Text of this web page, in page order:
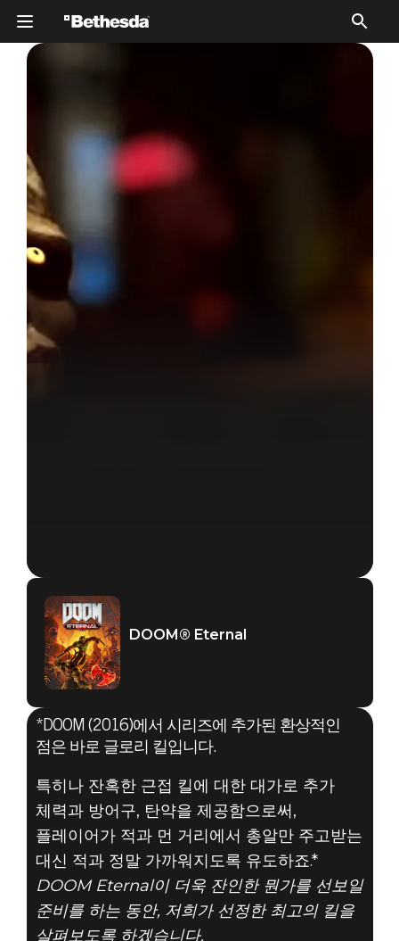
2019년 8월 28일
DOOM® Eternal
*DOOM (2016)에서 시리즈에 추가된 환상적인
점은 바로 글로리 킬입니다.
특히나 잔혹한 근접 킬에 대한 대가로 추가
체력과 방어구, 탄약을 제공함으로써,
플레이어가 적과 먼 거리에서 총알만 주고받는
대신 적과 정말 가까워지도록 유도하죠.*
DOOM Eternal이 더욱 잔인한 뭔가를 선보일
준비를 하는 동안, 저희가 선정한 최고의 킬을
살펴보도록 하겠습니다.